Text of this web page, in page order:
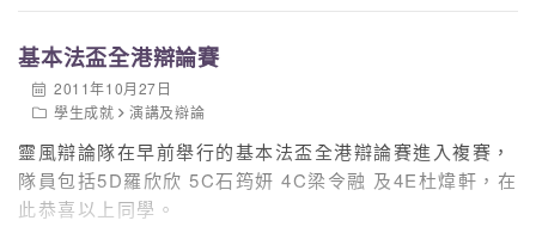
基本法盃全港辯論賽
2011年10月27日
學生成就
演講及辯論
靈風辯論隊在早前舉行的基本法盃全港辯論賽進入複賽，
隊員包括5D羅欣欣 5C石筠妍 4C梁令融 及4E杜煒軒，在
此恭喜以上同學。